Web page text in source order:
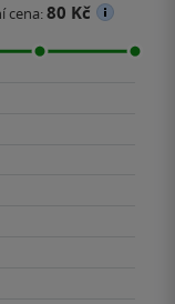
cena:80 Kč